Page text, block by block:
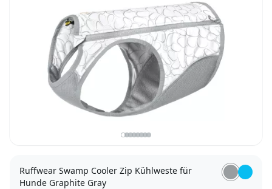
Ruffwear Swamp Cooler Zip Kühlweste für
Hunde Graphite Gray